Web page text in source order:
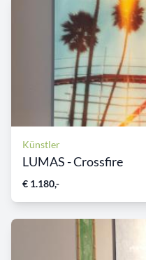
Künstler
LUMAS - Crossfire
€ 1.180,-